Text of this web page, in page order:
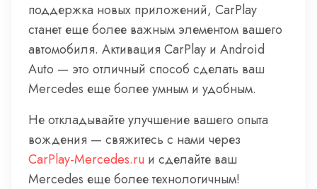
поддержка новых приложений, CarPlay
станет еще более важным элементом вашего
автомобиля. Активация CarPlay и Android
Auto — это отличный способ сделать ваш
Mercedes еще более умным и удобным.
Не откладывайте улучшение вашего опыта
вождения — свяжитесь с нами через
CarPlay-Mercedes.ru и сделайте ваш
Mercedes еще более технологичным!